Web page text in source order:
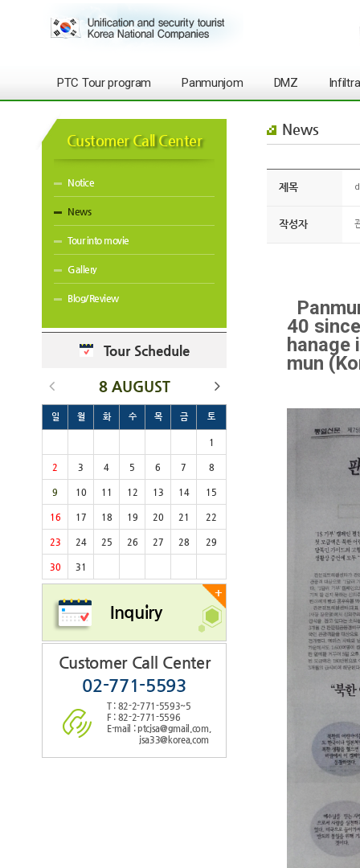
PTC Tour program Panmunjom DMZ
Customer Call Center
Notice
News
Tour into movie
Gallery
Blog/Review
Tour Schedule
8 AUGUST
일 월 화 수 목 금 토
1
2 3 4 5 6 7 8
9 10 11 12 13 14 15
16 17 18 19 20 21 22
23 24 25 26 27 28 29
30 31
+
Inquiry
Customer Call Center
02-771-5593
T : 82-2-771-5593~5
F : 82-2-771-5596
E-mail : ptcjsa@gmail.com,
jsa33@korea.com
News
제목
작성자
40
hanage
mun